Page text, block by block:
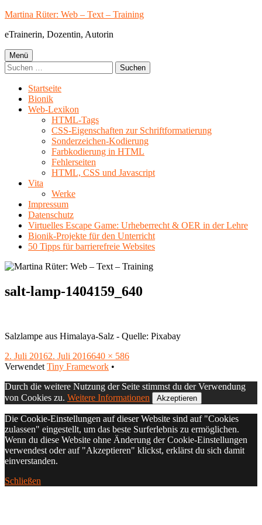
Springe
Inhalt
Martina Rüter: Web – Text – Training
eTrainerin, Dozentin, Autorin
Primäres
Menü
Menü
Suchen
nach:
Startseite
Bionik
Web-Lexikon
HTML-Tags
CSS-Eigenschaften zur Schriftformatierung
Sonderzeichen-Kodierung
Farbkodierung in HTML
Fehlerseiten
HTML, CSS und Javascript
Vita
Werke
Impressum
Datenschutz
Virtuelles Escape Game: Urheberrecht & OER in der Lehre
Bionik-Projekte für den Unterricht
50 Tipps für barrierefreie Websites
salt-lamp-1404159_640
Salzlampe aus Himalaya-Salz - Quelle: Pixabay
Veröffentlicht
am
2. Juli 20162. Juli 2016Volle
Größe
640 × 586
Footer
Inhalt
Verwendet Tiny Framework •
Durch die weitere Nutzung der Seite stimmst du der Verwendung
von Cookies zu. Weitere Informationen Akzeptieren
Die Cookie-Einstellungen auf dieser Website sind auf "Cookies
zulassen" eingestellt, um das beste Surferlebnis zu ermöglichen.
Wenn du diese Website ohne Änderung der Cookie-Einstellungen
verwendest oder auf "Akzeptieren" klickst, erklärst du sich damit
einverstanden.
Schließen